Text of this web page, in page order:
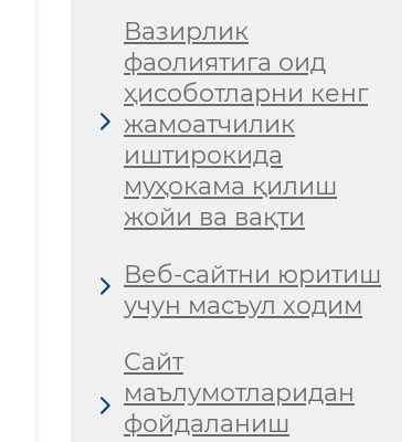
Вазирлик
фаолиятига оид
ҳисоботларни кенг
жамоатчилик
иштирокида
муҳокама қилиш
жойи ва вақти
Веб-сайтни юритиш
учун масъул ходим
Сайт
маълумотларидан
фойдаланиш